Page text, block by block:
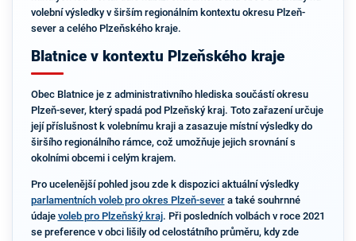
volební výsledky v širším regionálním kontextu okresu Plzeň-
sever a celého Plzeňského kraje.
Blatnice v kontextu Plzeňského kraje
Obec Blatnice je z administrativního hlediska součástí okresu
Plzeň-sever, který spadá pod Plzeňský kraj. Toto zařazení určuje
její příslušnost k volebnímu kraji a zasazuje místní výsledky do
širšího regionálního rámce, což umožňuje jejich srovnání s
okolními obcemi i celým krajem.
Pro ucelenější pohled jsou zde k dispozici aktuální výsledky
parlamentních voleb pro okres Plzeň-severa také souhrnné
údaje voleb pro Plzeňský kraj. Při posledních volbách v roce 2021
se preference v obci lišily od celostátního průměru, kdy zde